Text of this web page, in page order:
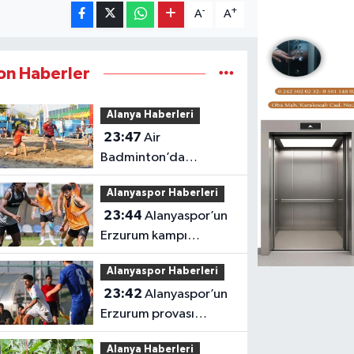
A- A+
Haberler
Alanya Haberleri
23:47 Air
Badminton’da
şampiyonluk heyecanı
Alanya’da
Alanyaspor Haberleri
23:44 Alanyaspor’un
Erzurum kampı
tamamlandı
Alanyaspor Haberleri
23:42 Alanyaspor’un
Erzurum provası
golsüz tamamlandı
Alanya Haberleri